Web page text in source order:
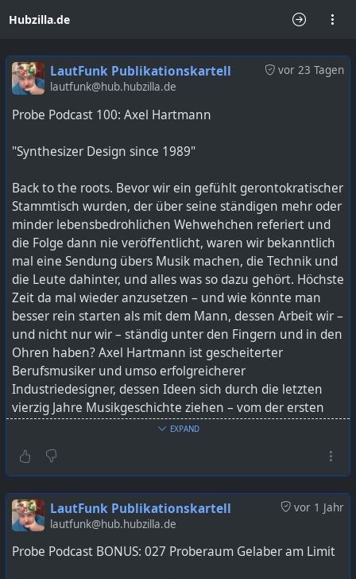
Hubzilla.de
vor 23 Tagen
LautFunk Publikationskartell
lautfunk@hub.hubzilla.de
Probe Podcast 100: Axel Hartmann
"Synthesizer Design since 1989"
Back to the roots. Bevor wir ein gefühlt gerontokratischer
Stammtisch wurden, der über seine ständigen mehr oder
minder lebensbedrohlichen Wehwehchen referiert und
die Folge dann nie veröffentlicht, waren wir bekanntlich
mal eine Sendung übers Musik machen, die Technik und
die Leute dahinter, und alles was so dazu gehört. Höchste
Zeit da mal wieder anzusetzen – und wie könnte man
besser rein starten als mit dem Mann, dessen Arbeit wir –
und nicht nur wir – ständig unter den Fingern und in den
Ohren haben? Axel Hartmann ist gescheiterter
Berufsmusiker und umso erfolgreicherer
Industriedesigner, dessen Ideen sich durch die letzten
vierzig Jahre Musikgeschichte ziehen – vom der ersten
Mikrowelle bis zum neusten Rhodes, vom Startup zum
billigsten Controller. Mit ihm reden wir über seinen
Werdegang und seine Arbeit, einige seiner bekanntesten
und/oder seltsamsten Kreationen, über Galaxien, Mäuse
und Menschen, und über so einiges mehr.
#ProbePodcast#AxelHartmann#SynthesizerDesign
EXPAND
vor 1 Jahr
LautFunk Publikationskartell
lautfunk@hub.hubzilla.de
Probe Podcast BONUS: 027 Proberaum Gelaber am Limit